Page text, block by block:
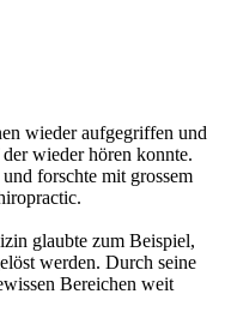
wieder aufgegriffen und
wieder hören konnte.
forschte mit grossem
glaubte zum Beispiel,
werden. Durch seine
Bereichen weit